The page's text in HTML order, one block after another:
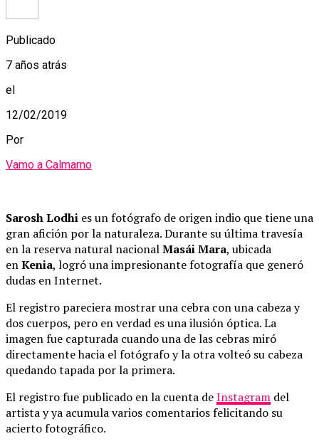
Publicado
7 años atrás
el
12/02/2019
Por
Vamo a Calmarno
Sarosh Lodhi es un fotógrafo de origen indio que tiene una
gran afición por la naturaleza. Durante su última travesía
en la reserva natural nacionalMasái Mara, ubicada
enKenia, logró una impresionante fotografía que generó
dudas en Internet.
El registro pareciera mostrar una cebra con una cabeza y
dos cuerpos, pero en verdad es una ilusión óptica. La
imagen fue capturada cuando una de las cebras miró
directamente hacia el fotógrafo y la otra volteó su cabeza
quedando tapada por la primera.
El registro fue publicado en la cuenta deInstagram del
artista y ya acumula varios comentarios felicitando su
acierto fotográfico.